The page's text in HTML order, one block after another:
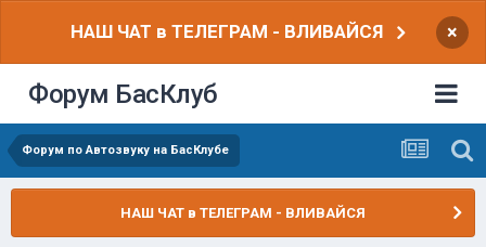
НАШ ЧАТ в ТЕЛЕГРАМ - ВЛИВАЙСЯ ×
Форум БасКлуб
Форум по Автозвуку на БасКлубе
НАШ ЧАТ в ТЕЛЕГРАМ - ВЛИВАЙСЯ